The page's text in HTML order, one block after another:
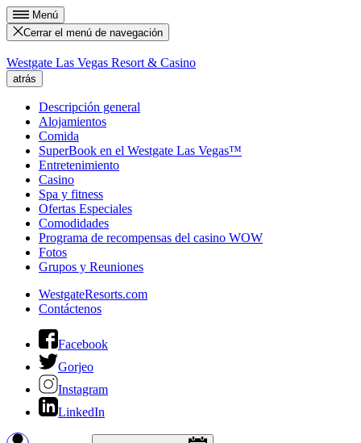
Menú
Cerrar el menú de navegación
Westgate Las Vegas Resort & Casino
atrás
Descripción general
Alojamientos
Comida
SuperBook en el Westgate Las Vegas™
Entretenimiento
Casino
Spa y fitness
Ofertas Especiales
Comodidades
Programa de recompensas del casino WOW
Fotos
Grupos y Reuniones
WestgateResorts.com
Contáctenos
Facebook
Gorjeo
Instagram
LinkedIn